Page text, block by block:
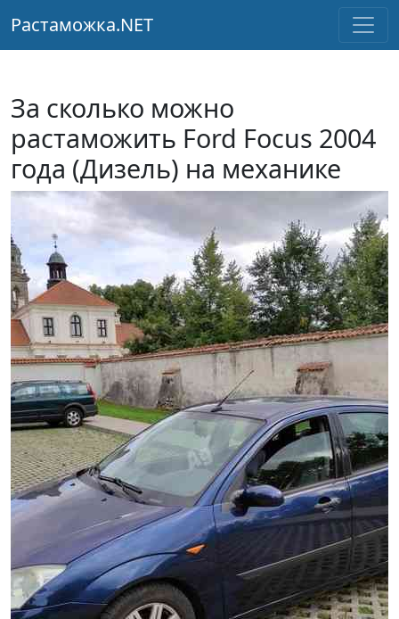
Растаможка.NET
За сколько можно
растаможить Ford Focus 2004
года (Дизель) на механике